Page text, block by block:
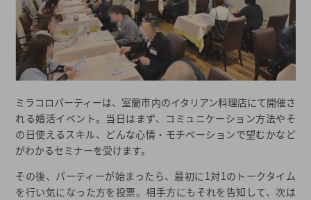
ミラコロパーティーは、室蘭市内のイタリアン料理店にて開催さ
れる婚活イベント。当日はまず、コミュニケーション方法やそ
の日使えるスキル、どんな心情・モチベーションで望むかなど
がわかるセミナーを受けます。
その後、パーティーが始まったら、最初に1対1のトークタイム
を行い気になった方を投票。相手方にもそれを告知して、次は